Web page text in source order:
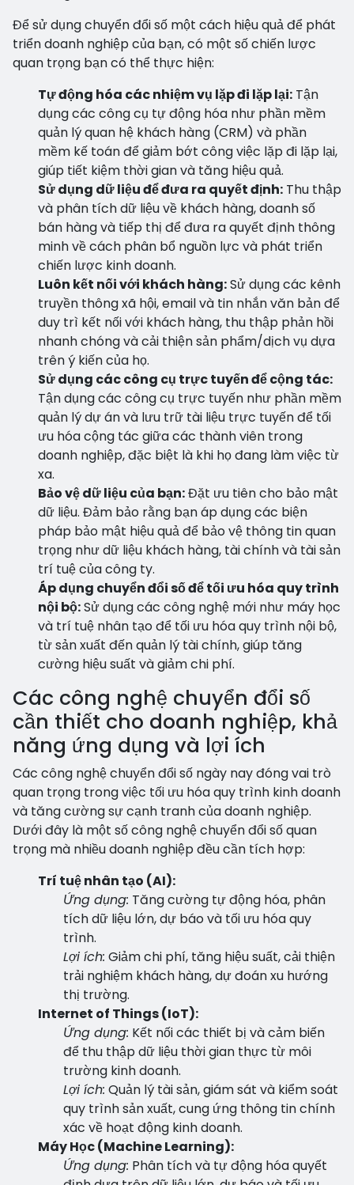
Để sử dụng chuyển đổi số một cách hiệu quả để phát
triển doanh nghiệp của bạn, có một số chiến lược
quan trọng bạn có thể thực hiện:
Tự động hóa các nhiệm vụ lặp đi lặp lại: Tận
dụng các công cụ tự động hóa như phần mềm
quản lý quan hệ khách hàng (CRM) và phần
mềm kế toán để giảm bớt công việc lặp đi lặp lại,
giúp tiết kiệm thời gian và tăng hiệu quả.
Sử dụng dữ liệu để đưa ra quyết định: Thu thập
và phân tích dữ liệu về khách hàng, doanh số
bán hàng và tiếp thị để đưa ra quyết định thông
minh về cách phân bổ nguồn lực và phát triển
chiến lược kinh doanh.
Luôn kết nối với khách hàng:Sử dụng các kênh
truyền thông xã hội, email và tin nhắn văn bản để
duy trì kết nối với khách hàng, thu thập phản hồi
nhanh chóng và cải thiện sản phẩm/dịch vụ dựa
trên ý kiến của họ.
Sử dụng các công cụ trực tuyến để cộng tác:
Tận dụng các công cụ trực tuyến như phần mềm
quản lý dự án và lưu trữ tài liệu trực tuyến để tối
ưu hóa cộng tác giữa các thành viên trong
doanh nghiệp, đặc biệt là khi họ đang làm việc từ
xa.
Bảo vệ dữ liệu của bạn:Đặt ưu tiên cho bảo mật
dữ liệu. Đảm bảo rằng bạn áp dụng các biện
pháp bảo mật hiệu quả để bảo vệ thông tin quan
trọng như dữ liệu khách hàng, tài chính và tài sản
trí tuệ của công ty.
Áp dụng chuyển đổi số để tối ưu hóa quy trình
nội bộ:Sử dụng các công nghệ mới như máy học
và trí tuệ nhân tạo để tối ưu hóa quy trình nội bộ,
từ sản xuất đến quản lý tài chính, giúp tăng
cường hiệu suất và giảm chi phí.
Các công nghệ chuyển đổi số
cần thiết cho doanh nghiệp, khả
năng ứng dụng và lợi ích
Các công nghệ chuyển đổi số ngày nay đóng vai trò
quan trọng trong việc tối ưu hóa quy trình kinh doanh
và tăng cường sự cạnh tranh của doanh nghiệp.
Dưới đây là một số công nghệ chuyển đổi số quan
trọng mà nhiều doanh nghiệp đều cần tích hợp:
Trí tuệ nhân tạo (AI):
Ứng dụng: Tăng cường tự động hóa, phân
tích dữ liệu lớn, dự báo và tối ưu hóa quy
trình.
Lợi ích: Giảm chi phí, tăng hiệu suất, cải thiện
trải nghiệm khách hàng, dự đoán xu hướng
thị trường.
Internet of Things (IoT):
Ứng dụng: Kết nối các thiết bị và cảm biến
để thu thập dữ liệu thời gian thực từ môi
trường kinh doanh.
Lợi ích: Quản lý tài sản, giám sát và kiểm soát
quy trình sản xuất, cung ứng thông tin chính
xác về hoạt động kinh doanh.
Máy Học (Machine Learning):
Ứng dụng: Phân tích và tự động hóa quyết